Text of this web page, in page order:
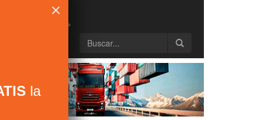
×
la